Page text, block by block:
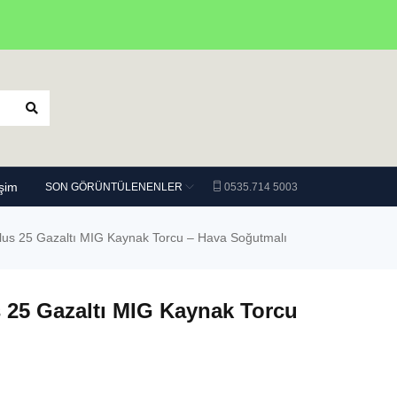
0535.714 5003
SON GÖRÜNTÜLENENLER
25 Gazaltı MIG Kaynak Torcu – Hava Soğutmalı
Gazaltı MIG Kaynak Torcu